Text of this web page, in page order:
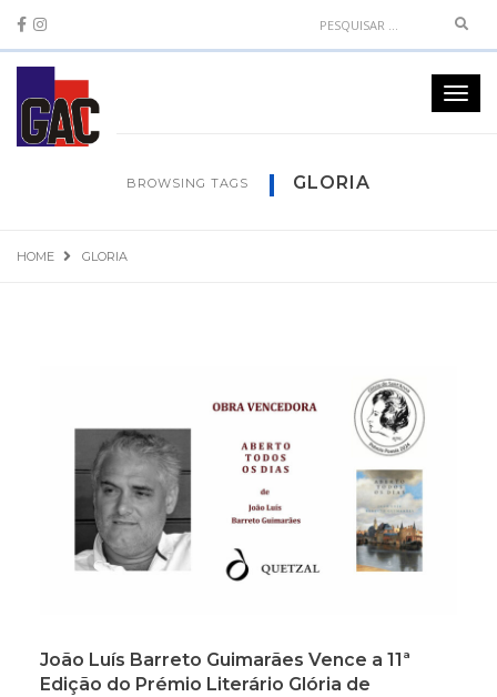
BROWSING TAGS GLORIA
HOME GLORIA
João Luís Barreto Guimarães Vence a 11ª
Edição do Prémio Literário Glória de